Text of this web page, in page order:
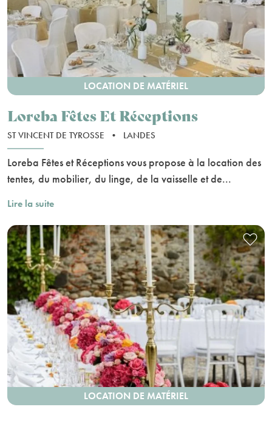
LOCATION DE MATÉRIEL
Loreba Fêtes Et Réceptions
ST VINCENT DE TYROSSE • LANDES
Loreba Fêtes et Réceptions vous propose à la location des
tentes, du mobilier, du linge, de la vaisselle et de...
Lire la suite
LOCATION DE MATÉRIEL